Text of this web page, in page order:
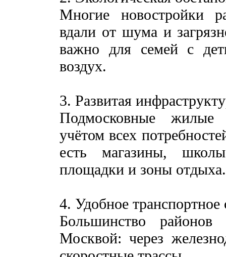
Многие новостройки
вдали от шума и
важно для семей с
воздух.
3. Развитая
Подмосковные жилые
учётом всех
есть магазины,
площадки и зоны отдыха.
4. Удобное
Большинство
Москвой: через